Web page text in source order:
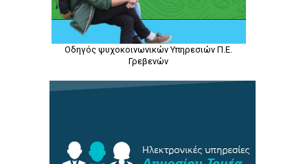
Οδηγός ψυχοκοινωνικών Υπηρεσιών Π.Ε.
Γρεβενών